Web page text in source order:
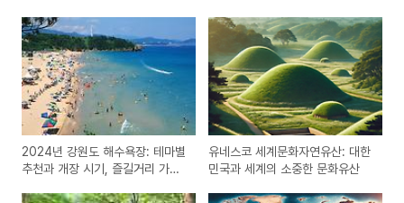
2024년 강원도 해수욕장: 테마별
추천과 개장 시기, 즐길거리 가이
유네스코 세계문화자연유산: 대한
민국과 세계의 소중한 문화유산